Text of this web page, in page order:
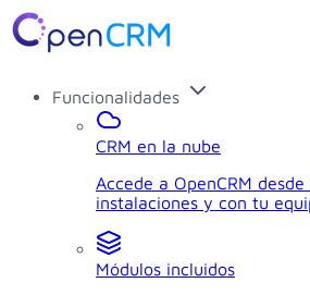
Funcionalidades
CRM en la nube
Accede a OpenCRM
instalaciones y con tu
Módulos incluidos